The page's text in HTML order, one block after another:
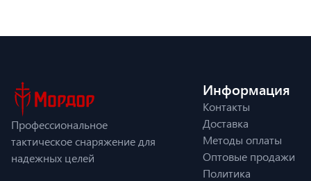
Профессиональное
тактическое снаряжение для
надежных целей
Информация
Контакты
Доставка
Методы оплаты
Оптовые продажи
Политика